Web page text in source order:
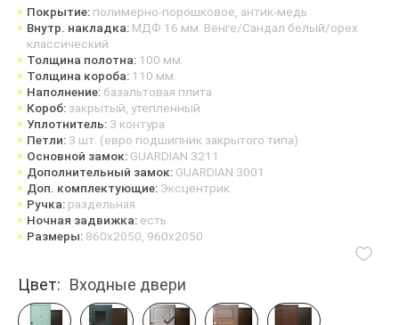
Покрытие: полимерно-порошковое, антик-медь
Внутр. накладка: МДФ 16 мм. Венге/Сандал белый/орех
классический
Толщина полотна: 100 мм.
Толщина короба: 110 мм.
Наполнение: базальтовая плита
Короб: закрытый, утепленный
Уплотнитель: 3 контура
Петли: 3 шт. (евро подшипник закрытого типа)
Основной замок: GUARDIAN 3211
Дополнительный замок: GUARDIAN 3001
Доп. комплектующие: Эксцентрик
Ручка: раздельная
Ночная задвижка: есть
Размеры: 860х2050, 960х2050
Цвет: Входные двери